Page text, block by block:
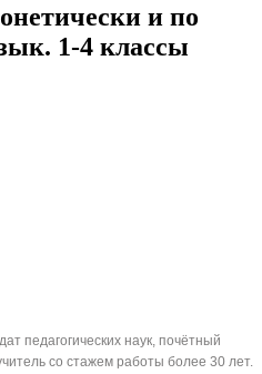
и по
1-4 классы
педагогических наук, почётный
со стажем работы более 30 лет.